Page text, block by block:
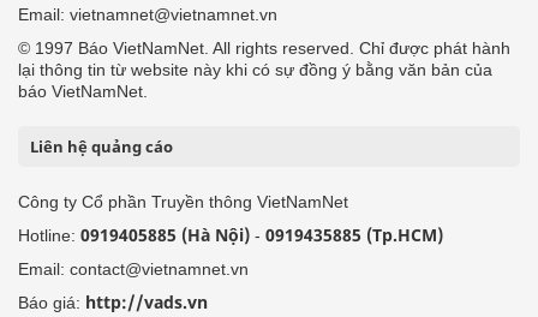
Email: vietnamnet@vietnamnet.vn
© 1997 Báo VietNamNet. All rights reserved. Chỉ được phát hành
lại thông tin từ website này khi có sự đồng ý bằng văn bản của
báo VietNamNet.
Liên hệ quảng cáo
Công ty Cổ phần Truyền thông VietNamNet
Hotline: 0919405885 (Hà Nội) - 0919435885 (Tp.HCM)
Email: contact@vietnamnet.vn
Báo giá: http://vads.vn